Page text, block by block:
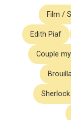
Film /
Edith Piaf
Couple